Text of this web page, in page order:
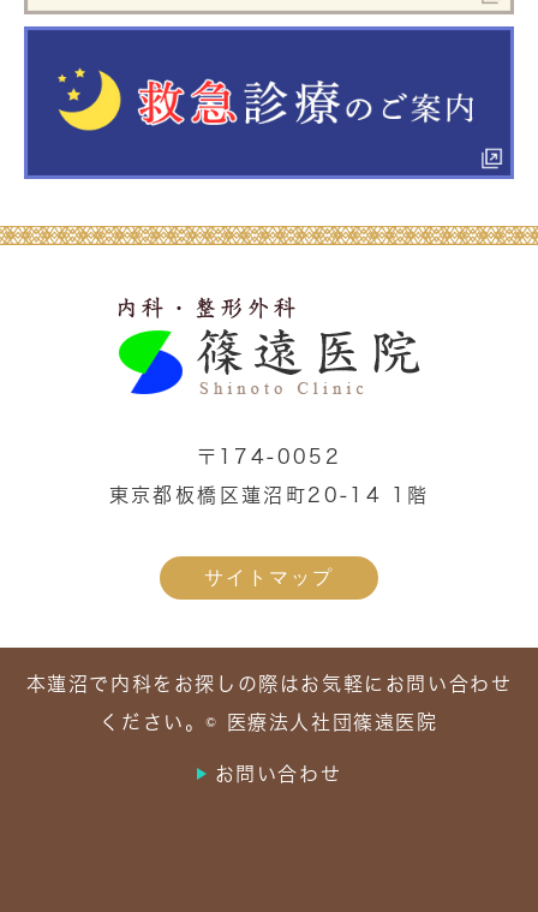
〒174-0052
東京都板橋区蓮沼町20-14 1階
サイトマップ
本蓮沼で内科をお探しの際はお気軽にお問い合わせ
ください。© 医療法人社団篠遠医院
お問い合わせ